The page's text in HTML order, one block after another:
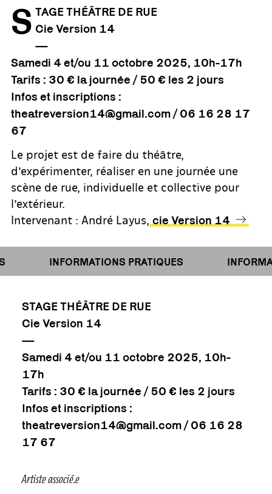
S TAGE THÉÂTRE DE RUE
Cie Version 14
—
Samedi 4 et/ou 11 octobre 2025, 10h-17h
Tarifs : 30 € la journée / 50 € les 2 jours
Infos et inscriptions :
theatreversion14@gmail.com / 06 16 28 17
67
Le projet est de faire du théâtre,
d’expérimenter, réaliser en une journée une
scène de rue, individuelle et collective pour
l’extérieur.
Intervenant : André Layus, cie Version 14
INFORMATIONS PRATIQUES
STAGE THÉÂTRE DE RUE
Cie Version 14
—
Samedi 4 et/ou 11 octobre 2025, 10h-
17h
Tarifs : 30 € la journée / 50 € les 2 jours
Infos et inscriptions :
theatreversion14@gmail.com / 06 16 28
17 67
Artiste associé.e